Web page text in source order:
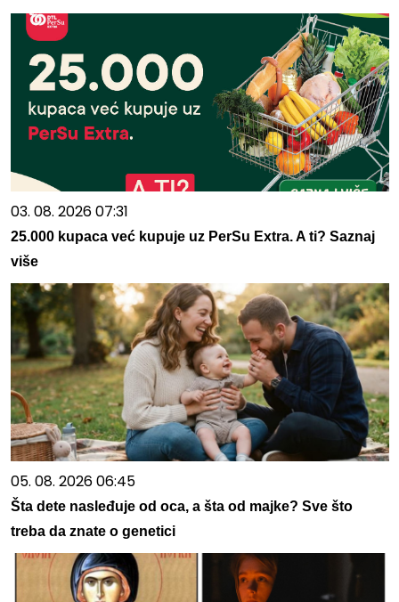
03. 08. 2026 07:31
25.000 kupaca već kupuje uz PerSu Extra. A ti? Saznaj
više
05. 08. 2026 06:45
Šta dete nasleđuje od oca, a šta od majke? Sve što
treba da znate o genetici